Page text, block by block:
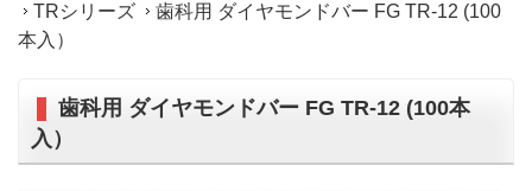
TRシリーズ
歯科用 ダイヤモンドバー FG TR-12 (100
本入）
歯科用 ダイヤモンドバー FG TR-12 (100本
入）